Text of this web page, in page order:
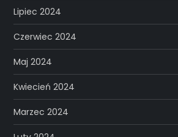
Lipiec 2024
Czerwiec 2024
Maj 2024
Kwiecień 2024
Marzec 2024